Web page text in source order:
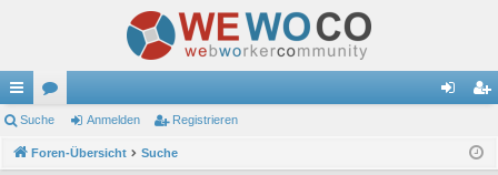
ch
ne
or
en ist
Suche Anmelden Registrieren
Foren-Übersicht Suche